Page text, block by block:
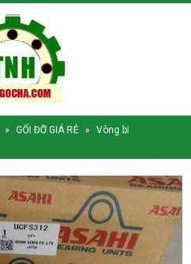
» GỐI ĐỠ GIÁ RẺ »
Vòng bi